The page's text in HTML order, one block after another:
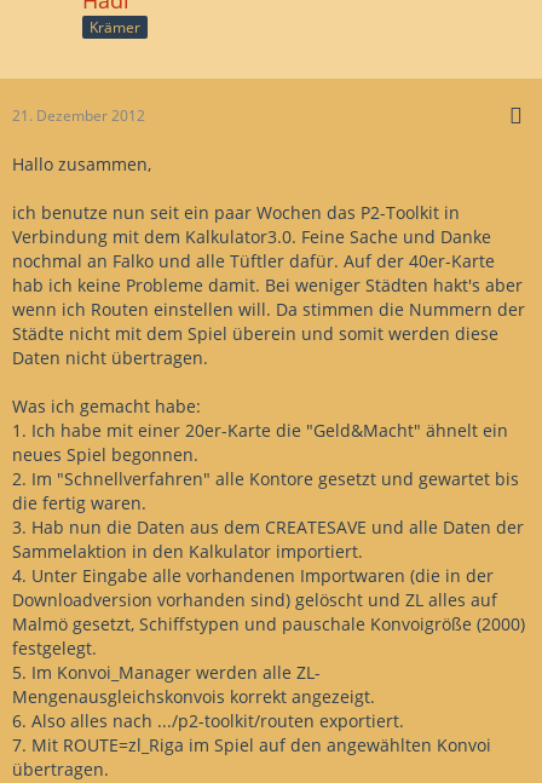
Krämer
21. Dezember 2012
Hallo zusammen,
ich benutze nun seit ein paar Wochen das P2-Toolkit in
Verbindung mit dem Kalkulator3.0. Feine Sache und Danke
nochmal an Falko und alle Tüftler dafür. Auf der 40er-Karte
hab ich keine Probleme damit. Bei weniger Städten hakt's aber
wenn ich Routen einstellen will. Da stimmen die Nummern der
Städte nicht mit dem Spiel überein und somit werden diese
Daten nicht übertragen.
Was ich gemacht habe:
1. Ich habe mit einer 20er-Karte die "Geld&Macht" ähnelt ein
neues Spiel begonnen.
2. Im "Schnellverfahren" alle Kontore gesetzt und gewartet bis
die fertig waren.
3. Hab nun die Daten aus dem CREATESAVE und alle Daten der
Sammelaktion in den Kalkulator importiert.
4. Unter Eingabe alle vorhandenen Importwaren (die in der
Downloadversion vorhanden sind) gelöscht und ZL alles auf
Malmö gesetzt, Schiffstypen und pauschale Konvoigröße (2000)
festgelegt.
5. Im Konvoi_Manager werden alle ZL-
Mengenausgleichskonvois korrekt angezeigt.
6. Also alles nach .../p2-toolkit/routen exportiert.
7. Mit ROUTE=zl_Riga im Spiel auf den angewählten Konvoi
übertragen.